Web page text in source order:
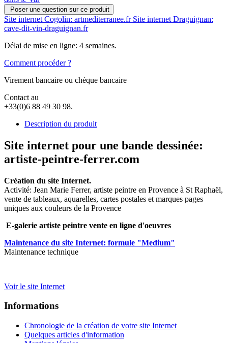
Poser une question sur ce produit
Site internet Cogolin: artmediterranee.fr Site internet Draguignan:
cave-dit-vin-draguignan.fr
Délai de mise en ligne: 4 semaines.
Comment procéder ?
Virement bancaire ou chèque bancaire
Contact au
+33(0)6 88 49 30 98.
Description du produit
Site internet pour une bande dessinée:
artiste-peintre-ferrer.com
Création du site Internet.
Activité: Jean Marie Ferrer, artiste peintre en Provence à St Raphaël,
vente de tableaux, aquarelles, cartes postales et marques pages
uniques aux couleurs de la Provence
E-galerie artiste peintre vente en ligne d'oeuvres
Maintenance du site Internet: formule "Medium"
Maintenance technique
Voir le site Internet
Informations
Chronologie de la création de votre site Internet
Quelques articles d'information